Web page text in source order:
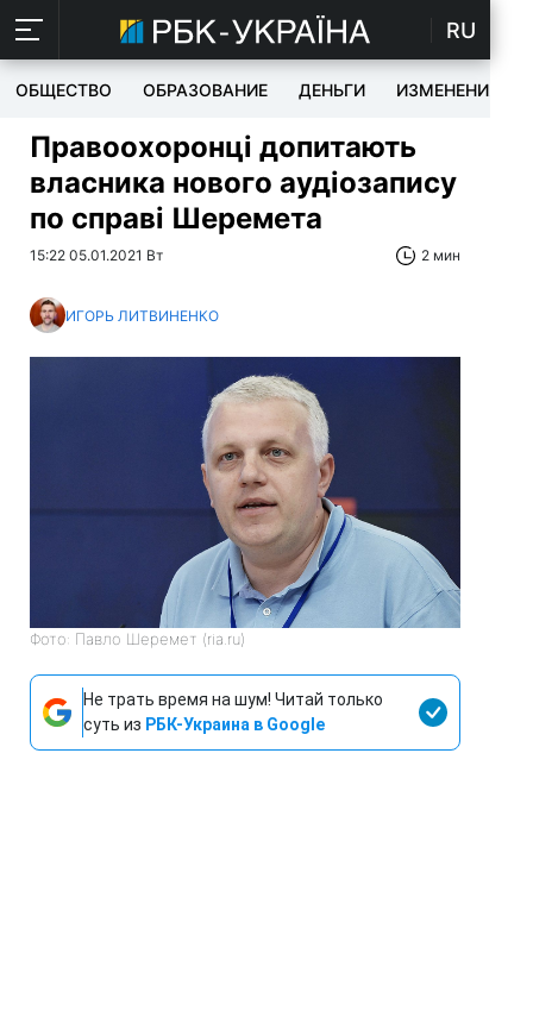
RU
ОБЩЕСТВО ОБРАЗОВАНИЕ ДЕНЬГИ ИЗМЕНЕНИЯ
Правоохоронці допитають
власника нового аудіозапису
по справі Шеремета
15:22 05.01.2021 Вт 2 мин
ИГОРЬ ЛИТВИНЕНКО
Фото: Павло Шеремет (ria.ru)
Не трать время на шум! Читай только
суть из РБК-Украина в Google